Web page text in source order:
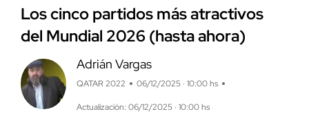
Los cinco partidos más atractivos
del Mundial 2026 (hasta ahora)
Adrián Vargas
QATAR 2022 06/12/2025 · 10:00 hs
Actualización: 06/12/2025 · 10:00 hs